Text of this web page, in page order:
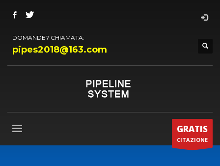
DOMANDE? CHIAMATA:
pipes2018@163.com
GRATIS
CITAZIONE